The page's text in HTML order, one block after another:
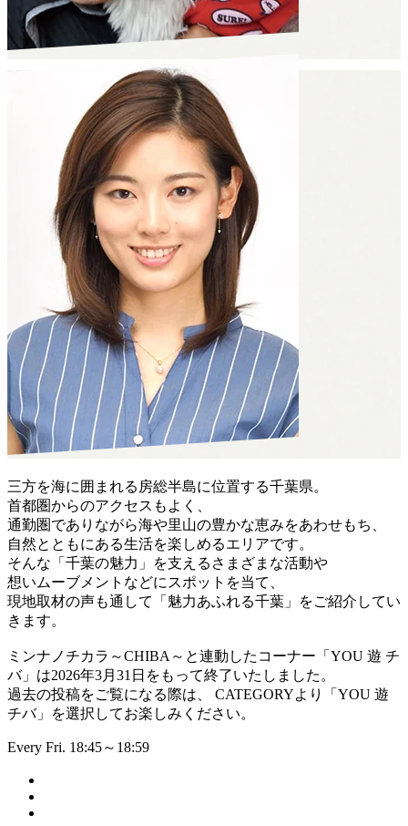
三方を海に囲まれる房総半島に位置する千葉県。
首都圏からのアクセスもよく、
通勤圏でありながら海や里山の豊かな恵みをあわせもち、
自然とともにある生活を楽しめるエリアです。
そんな「千葉の魅力」を支えるさまざまな活動や
想いムーブメントなどにスポットを当て、
現地取材の声も通して「魅力あふれる千葉」をご紹介してい
きます。
ミンナノチカラ～CHIBA～と連動したコーナー「YOU 遊 チ
バ」は2026年3月31日をもって終了いたしました。
過去の投稿をご覧になる際は、 CATEGORYより「YOU 遊
チバ」を選択してお楽しみください。
Every Fri. 18:45～18:59